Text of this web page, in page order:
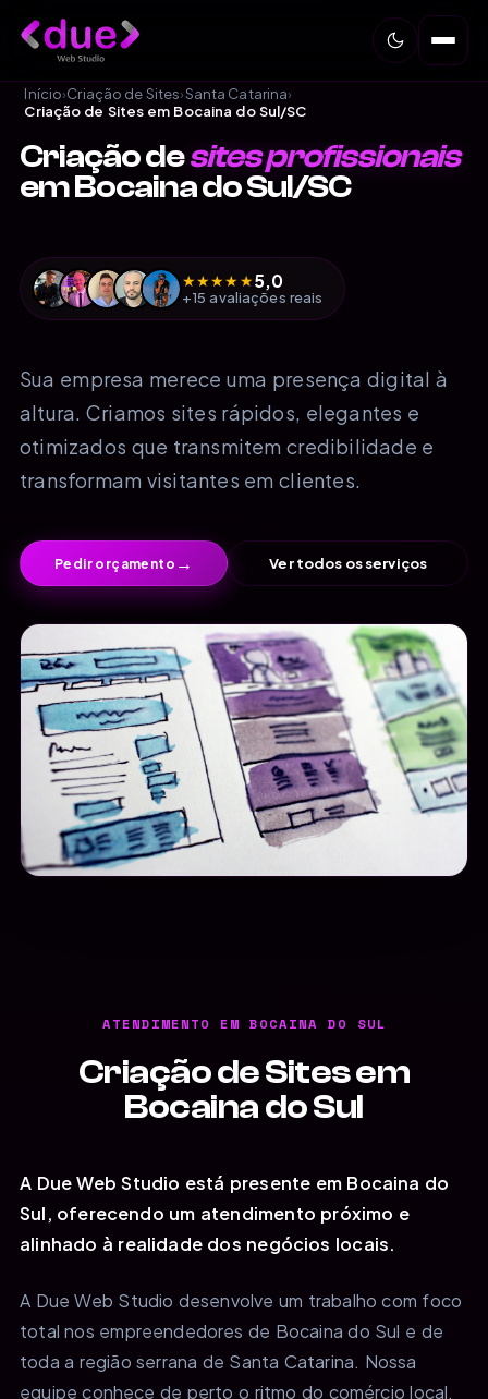
Início›Criação de Sites›Santa Catarina›
Criação de Sites em Bocaina do Sul/SC
Criação desites profissionais
em Bocaina do Sul/SC
★★★★★5,0
+15 avaliações reais
Sua empresa merece uma presença digital à
altura. Criamos sites rápidos, elegantes e
otimizados que transmitem credibilidade e
transformam visitantes em clientes.
Pedir orçamento → Ver todos os serviços
ATENDIMENTO EM BOCAINA DO SUL
Criação de Sites em
Bocaina do Sul
A Due Web Studio está presente em Bocaina do
Sul, oferecendo um atendimento próximo e
alinhado à realidade dos negócios locais.
A Due Web Studio desenvolve um trabalho com foco
total nos empreendedores de Bocaina do Sul e de
toda a região serrana de Santa Catarina. Nossa
equipe conhece de perto o ritmo do comércio local,